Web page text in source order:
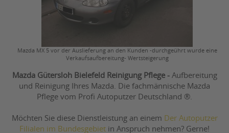
Mazda MX 5 vor der Auslieferung an den Kunden -durchgeührt wurde eine
Verkaufsaufbereitung- Wertsteigerung
Mazda Gütersloh Bielefeld Reinigung Pflege - Aufbereitung
und Reinigung Ihres Mazda. Die fachmännische Mazda
Pflege vom Profi Autoputzer Deutschland ®.
Möchten Sie diese Dienstleistung an einem Der Autoputzer
Filialen im Bundesgebiet in Anspruch nehmen? Gerne!